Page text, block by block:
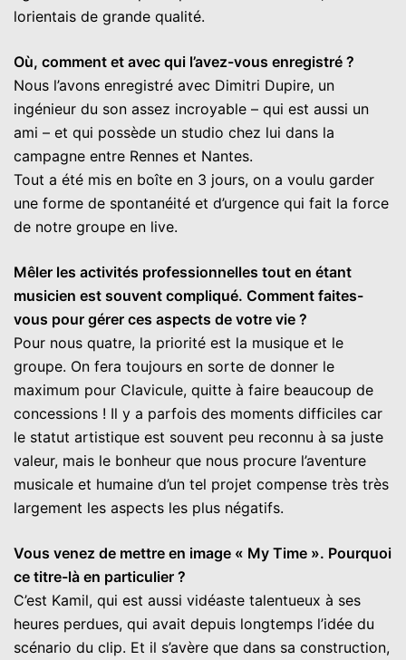
lorientais de grande qualité.
Où, comment et avec qui l’avez-vous enregistré ?
Nous l’avons enregistré avec Dimitri Dupire, un
ingénieur du son assez incroyable – qui est aussi un
ami – et qui possède un studio chez lui dans la
campagne entre Rennes et Nantes.
Tout a été mis en boîte en 3 jours, on a voulu garder
une forme de spontanéité et d’urgence qui fait la force
de notre groupe en live.
Mêler les activités professionnelles tout en étant
musicien est souvent compliqué. Comment faites-
vous pour gérer ces aspects de votre vie ?
Pour nous quatre, la priorité est la musique et le
groupe. On fera toujours en sorte de donner le
maximum pour Clavicule, quitte à faire beaucoup de
concessions ! Il y a parfois des moments difficiles car
le statut artistique est souvent peu reconnu à sa juste
valeur, mais le bonheur que nous procure l’aventure
musicale et humaine d’un tel projet compense très très
largement les aspects les plus négatifs.
Vous venez de mettre en image « My Time ». Pourquoi
ce titre-là en particulier ?
C’est Kamil, qui est aussi vidéaste talentueux à ses
heures perdues, qui avait depuis longtemps l’idée du
scénario du clip. Et il s’avère que dans sa construction,